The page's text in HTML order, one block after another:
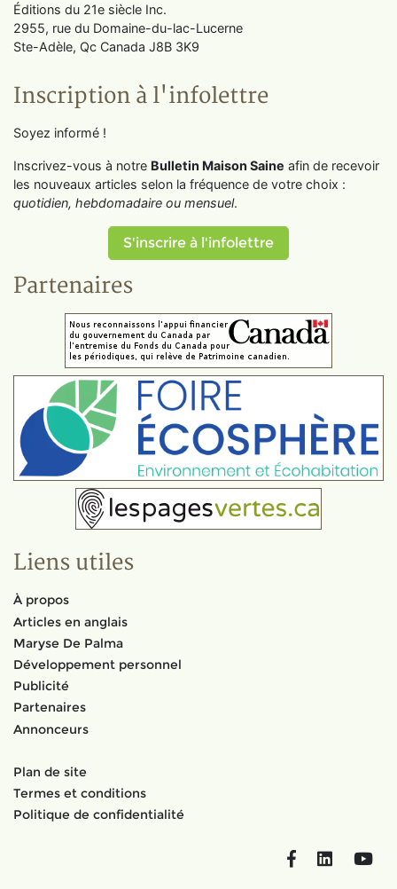
Éditions du 21e siècle Inc.
2955, rue du Domaine-du-lac-Lucerne
Ste-Adèle, Qc Canada J8B 3K9
Inscription à l'infolettre
Soyez informé !
Inscrivez-vous à notre Bulletin Maison Saine afin de recevoir
les nouveaux articles selon la fréquence de votre choix :
quotidien, hebdomadaire ou mensuel.
S'inscrire à l'infolettre
Partenaires
Liens utiles
À propos
Articles en anglais
Maryse De Palma
Développement personnel
Publicité
Partenaires
Annonceurs
Plan de site
Termes et conditions
Politique de confidentialité
FacebookLinkedIn